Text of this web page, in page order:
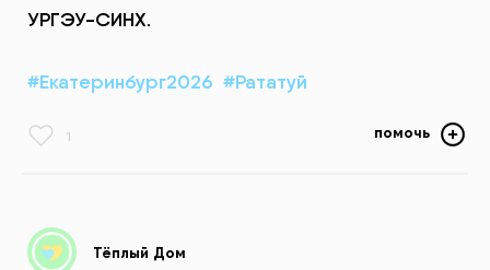
УРГЭУ-СИНХ.
#Екатеринбург2026 #Рататуй
1 помочь
Тёплый Дом